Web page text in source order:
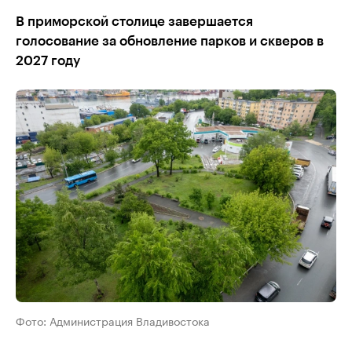
В приморской столице завершается
голосование за обновление парков и скверов в
2027 году
Фото: Администрация Владивостока